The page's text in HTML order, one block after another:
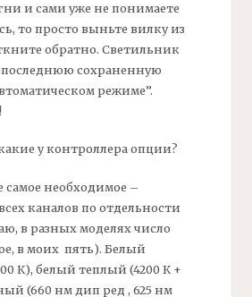
и сами уже не понимаете
то просто выньте вилку из
обратно. Светильник
последнюю сохраненную
режиме”.
у контроллера опции?
самое необходимое –
каналов по отдельности
в разных моделях число
в моих пять). Белый
К), белый теплый (4200 К +
(660 нм дип ред , 625 нм